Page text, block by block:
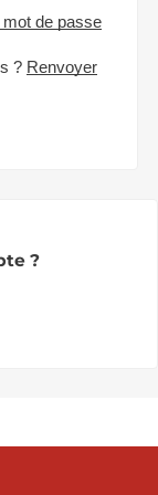
de passe
? Renvoyer
?